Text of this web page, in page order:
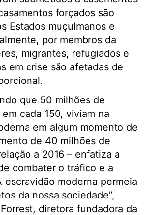
forçados são
Estados muçulmanos e
por membros da
migrantes, refugiados e
em crise são afetadas de
que 50 milhões de
cada 150, viviam na
em algum momento de
de 40 milhões de
a 2016 – enfatiza a
combater o tráfico e a
escravidão moderna permeia
da nossa sociedade”,
diretora fundadora da